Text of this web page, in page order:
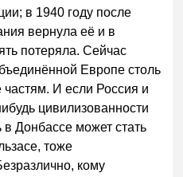
в 1940 году после
вернула её и в
потеряла. Сейчас
Европе столь
И если Россия и
цивилизованности
Донбассе может стать
тоже
кому